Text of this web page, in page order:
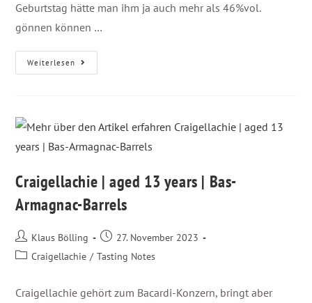
Geburtstag hätte man ihm ja auch mehr als 46%vol.
gönnen können …
Weiterlesen
Craigellachie | aged 13 years | Bas-
Armagnac-Barrels
Klaus Bölling
27. November 2023
Craigellachie / Tasting Notes
Craigellachie gehört zum Bacardi-Konzern, bringt aber